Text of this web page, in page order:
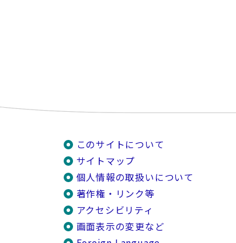
このサイトについて
サイトマップ
個人情報の取扱いについて
著作権・リンク等
アクセシビリティ
画面表示の変更など